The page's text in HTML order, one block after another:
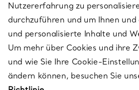
ÜBER TIFFANY & CO.
RECHTLICHE HINWEISE
Nutzererfahrung zu
durchzuführen und um Ihnen
und personalisierte Inhalte und
Um mehr über Cookies und ihre
und wie Sie Ihre Cookie-
ändern können, besuchen Sie